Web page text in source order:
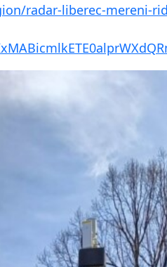
radar-liberec-mereni-